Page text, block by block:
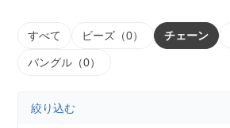
すべて ビーズ（0） チェーン
バングル（0）
絞り込む